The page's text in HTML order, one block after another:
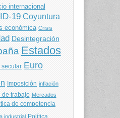
internacional
19 Coyuntura
económica Crisis
Desintegración
Estados
secular Euro
Imposición inflación
de trabajo Mercados
de competencia
industrial Política